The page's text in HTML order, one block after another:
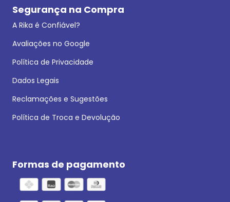
Segurança na Compra
A Rika é Confiável?
Avaliações no Google
Política de Privacidade
Dados Legais
Reclamações e Sugestões
Política de Troca e Devolução
Formas de pagamento